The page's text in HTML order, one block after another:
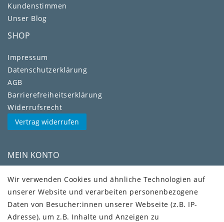
Kundenstimmen
Unser Blog
SHOP
Impressum
Daten­schutz­erklärung
AGB
Barrierefreiheitserklärung
Widerrufs­recht
Vertrag widerrufen
MEIN KONTO
Kundenkonto
VERSAND + SERVICE
Versandinformationen
Wir verwenden Cookies und ähnliche Technologien auf
unserer Website und verarbeiten personenbezogene
Daten von Besucher:innen unserer Webseite (z.B. IP-
Adresse), um z.B. Inhalte und Anzeigen zu